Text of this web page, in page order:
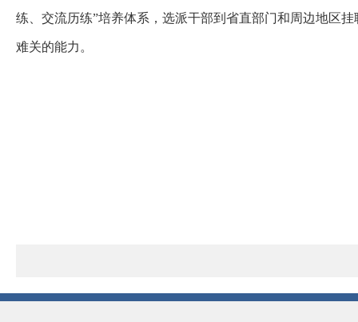
练、交流历练”培养体系，选派干部到省直部门和周边地区
难关的能力。